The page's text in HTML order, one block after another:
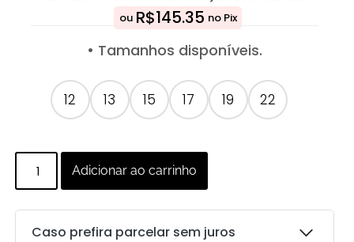
ou R$145.35 no Pix
• Tamanhos disponíveis.
12 13 15 17 19 22
Adicionar ao carrinho
Caso prefira parcelar sem juros